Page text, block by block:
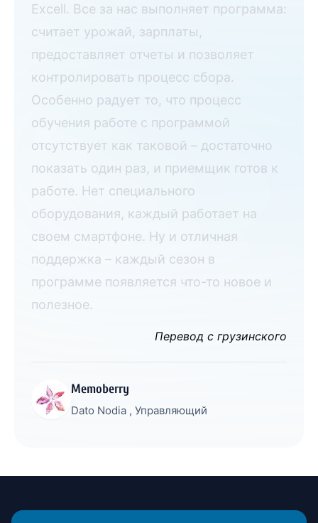
Excell. Все за нас выполняет программа:
считает урожай, зарплаты,
предоставляет отчеты и позволяет
контролировать процесс сбора.
Особенно радует то, что процесс
обучения работе с программой
отсутствует как таковой – достаточно
показать один раз, и приемщик готов к
работе. Нет специального
оборудования, каждый работает на
своем смартфоне. Ну и отличная
поддержка – каждый сезон в
программе появляется что-то новое и
полезное.
Перевод с грузинского
Memoberry
Dato Nodia , Управляющий